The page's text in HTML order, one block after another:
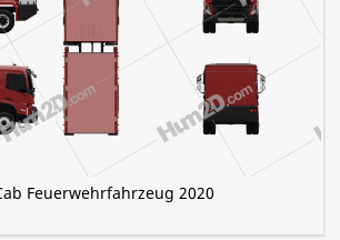
Feuerwehrfahrzeug 2020